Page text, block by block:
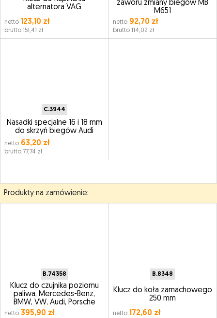
alternatora VAG
netto 123,10 zł
brutto 151,41 zł
zaworu zmiany biegów MB
M651
netto92,70 zł
brutto 114,02 zł
C.3944
Nasadki specjalne 16 i 18 mm
do skrzyń biegów Audi
netto 63,20 zł
brutto 77,74 zł
Produkty na zamówienie:
B.74358
Klucz do czujnika poziomu
paliwa, Mercedes-Benz,
BMW, VW, Audi, Porsche
netto 395,90 zł
B.8348
Klucz do koła zamachowego
250 mm
netto172,60 zł